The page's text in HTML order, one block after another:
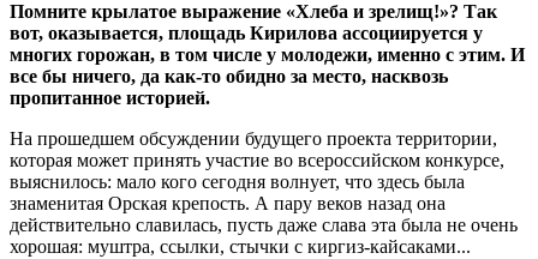
Помните крылатое выражение «Хлеба и зрелищ!»? Так
вот, оказывается, площадь Кирилова ассоциируется у
многих горожан, в том числе у молодежи, именно с этим. И
все бы ничего, да как-то обидно за место, насквозь
пропитанное историей.
На прошедшем обсуждении будущего проекта территории,
которая может принять участие во всероссийском конкурсе,
выяснилось: мало кого сегодня волнует, что здесь была
знаменитая Орская крепость. А пару веков назад она
действительно славилась, пусть даже слава эта была не очень
хорошая: муштра, ссылки, стычки с киргиз-кайсаками...